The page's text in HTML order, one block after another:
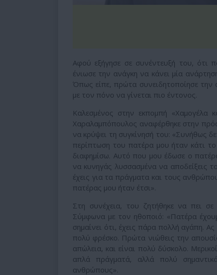
Αφού εξήγησε σε συνέντευξή του, ότι
ένιωσε την ανάγκη να κάνει μία
Όπως είπε, πρώτα συνειδητοποίησε την
με τον πόνο να γίνεται πιο έντονος.
Καλεσμένος στην εκπομπή «Χαμογέλα
Χαραλαμπόπουλος αναφέρθηκε στην
να κρύψει τη συγκίνησή του: «Συνήθως
περίπτωση του πατέρα μου ήταν κάτι
διαφημίσω. Αυτό που μου έδωσε ο
να κυνηγάς λυσσασμένα να αποδείξεις
έχεις για τα πράγματα και τους
πατέρας μου ήταν έτσι».
Στη συνέχεια, του ζητήθηκε να πει
Σύμφωνα με τον ηθοποιό: «Πατέρα
σημαίνει ότι, έχεις πάρα πολλή αγάπη.
πολύ φρέσκο. Πρώτα νιώθεις την
απώλεια, και είναι πολύ δύσκολο.
απλά πράγματά, αλλά πολύ
ανθρώπους».